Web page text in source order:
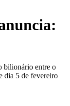
bilionário entre o
dia 5 de fevereiro